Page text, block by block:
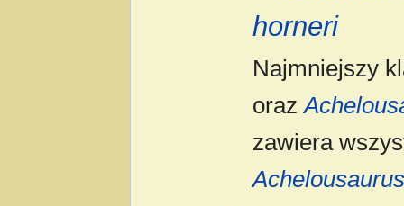
horneri
Najmniejszy
oraz
zawiera